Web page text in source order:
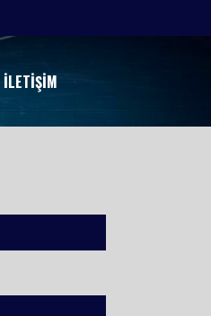
İLETIŞIM